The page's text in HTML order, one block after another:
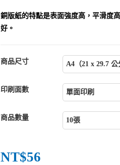
銅版紙的特點是表面強度高，平滑度
好。
商品尺寸
印刷面數
商品數量
NT$56